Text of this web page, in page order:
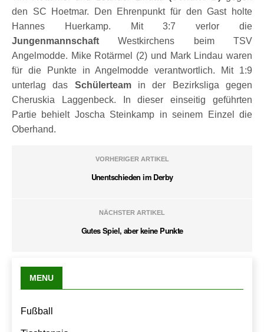
den SC Hoetmar. Den Ehrenpunkt für den Gast holte
Hannes Huerkamp. Mit 3:7 verlor die
Jungenmannschaft Westkirchens beim TSV
Angelmodde. Mike Rotärmel (2) und Mark Lindau waren
für die Punkte in Angelmodde verantwortlich. Mit 1:9
unterlag das Schülerteamin der Bezirksliga gegen
Cheruskia Laggenbeck. In dieser einseitig geführten
Partie behielt Joscha Steinkamp in seinem Einzel die
Oberhand.
VORHERIGER ARTIKEL
Unentschieden im Derby
NÄCHSTER ARTIKEL
Gutes Spiel, aber keine Punkte
MENU
Fußball